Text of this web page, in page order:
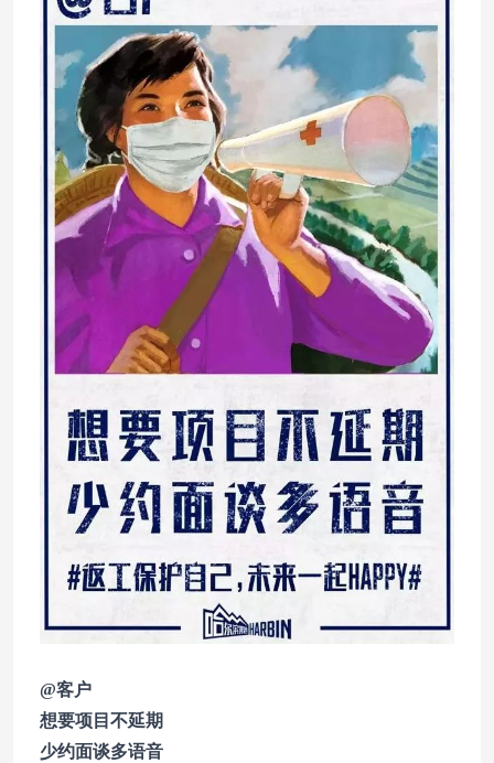
@客户
想要项目不延期
少约面谈多语音